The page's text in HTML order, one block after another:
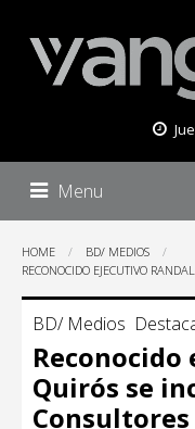
Menu
HOME
BD/ MEDIOS
RECONOCIDO EJECUTIVO
BD/ Medios
Quirós se
Consultores